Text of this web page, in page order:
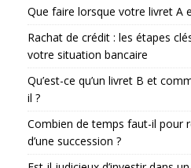
Que faire lorsque votre livret A
Rachat de crédit : les étapes
votre situation bancaire
Qu’est-ce qu’un livret B et
il ?
Combien de temps faut-il pour
d’une succession ?